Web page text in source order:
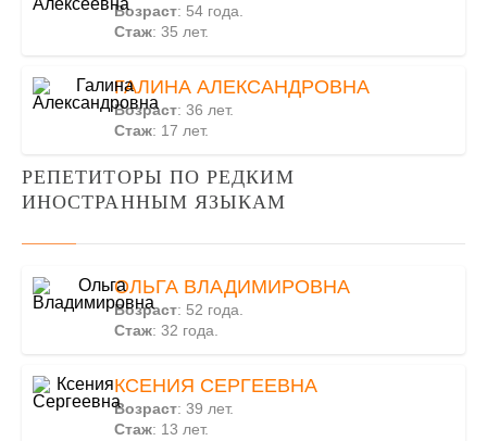
Возраст: 54 года.
Стаж: 35 лет.
ГАЛИНА АЛЕКСАНДРОВНА
Возраст: 36 лет.
Стаж: 17 лет.
РЕПЕТИТОРЫ ПО РЕДКИМ
ИНОСТРАННЫМ ЯЗЫКАМ
ОЛЬГА ВЛАДИМИРОВНА
Возраст: 52 года.
Стаж: 32 года.
КСЕНИЯ СЕРГЕЕВНА
Возраст: 39 лет.
Стаж: 13 лет.